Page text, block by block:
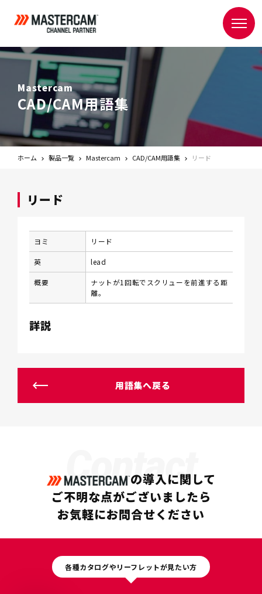
Mastercam
CAD/CAM用語集
ホーム 製品一覧 Mastercam CAD/CAM用語集 リード
リード
ヨミ リード
英 lead
概要
ナットが1回転でスクリューを前進する距
離。
詳説
用語集へ戻る
Contact
の導入に関して
ご不明な点がございましたら
お気軽にお問合せください
各種カタログやリーフレットが見たい方